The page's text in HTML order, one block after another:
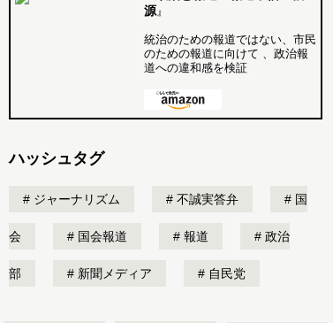
源 』
統治のための報道ではない、市民
のための報道に向けて 、政治報
道への違和感を検証
ハッシュタグ
ジャーナリズム 不誠実答弁 国
会 国会報道 報道 政治
部 新聞メディア 自民党